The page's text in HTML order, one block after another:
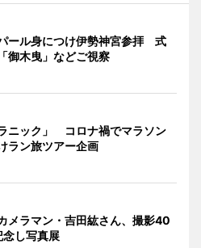
ール身につけ伊勢神宮参拝 式
御木曳」などご視察
ニック」 コロナ禍でマラソン
ラン旅ツアー企画
メラマン・吉田紘さん、撮影40
し写真展